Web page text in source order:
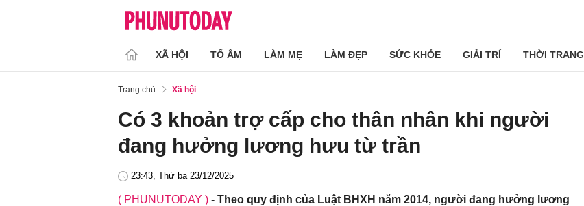
XÃ HỘI TỔ ẤM LÀM MẸ LÀM ĐẸP SỨC KHỎE GIẢI TRÍ THỜI TRANG
Trang chủ Xã hội
Có 3 khoản trợ cấp cho thân nhân khi người
đang hưởng lương hưu từ trần
23:43, Thứ ba 23/12/2025
( PHUNUTODAY ) - Theo quy định của Luật BHXH năm 2014, người đang hưởng lương